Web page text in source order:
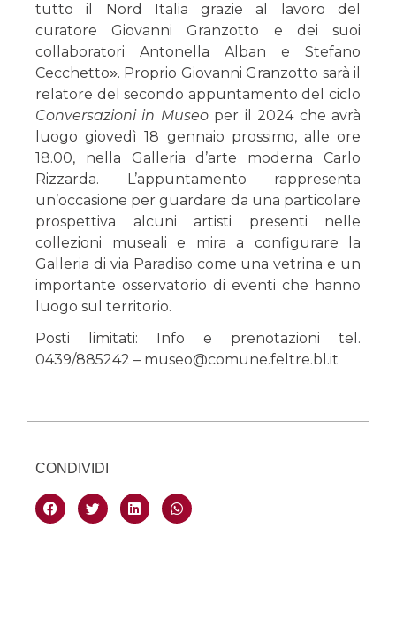
tutto il Nord Italia grazie al lavoro del
curatore Giovanni Granzotto e dei suoi
collaboratori Antonella Alban e Stefano
Cecchetto». Proprio Giovanni Granzotto sarà il
relatore del secondo appuntamento del ciclo
Conversazioni in Museoper il 2024 che avrà
luogo giovedì 18 gennaio prossimo, alle ore
18.00, nella Galleria d’arte moderna Carlo
Rizzarda. L’appuntamento rappresenta
un’occasione per guardare da una particolare
prospettiva alcuni artisti presenti nelle
collezioni museali e mira a configurare la
Galleria di via Paradiso come una vetrina e un
importante osservatorio di eventi che hanno
luogo sul territorio.
Posti limitati: Info e prenotazioni tel.
0439/885242 – museo@comune.feltre.bl.it
CONDIVIDI